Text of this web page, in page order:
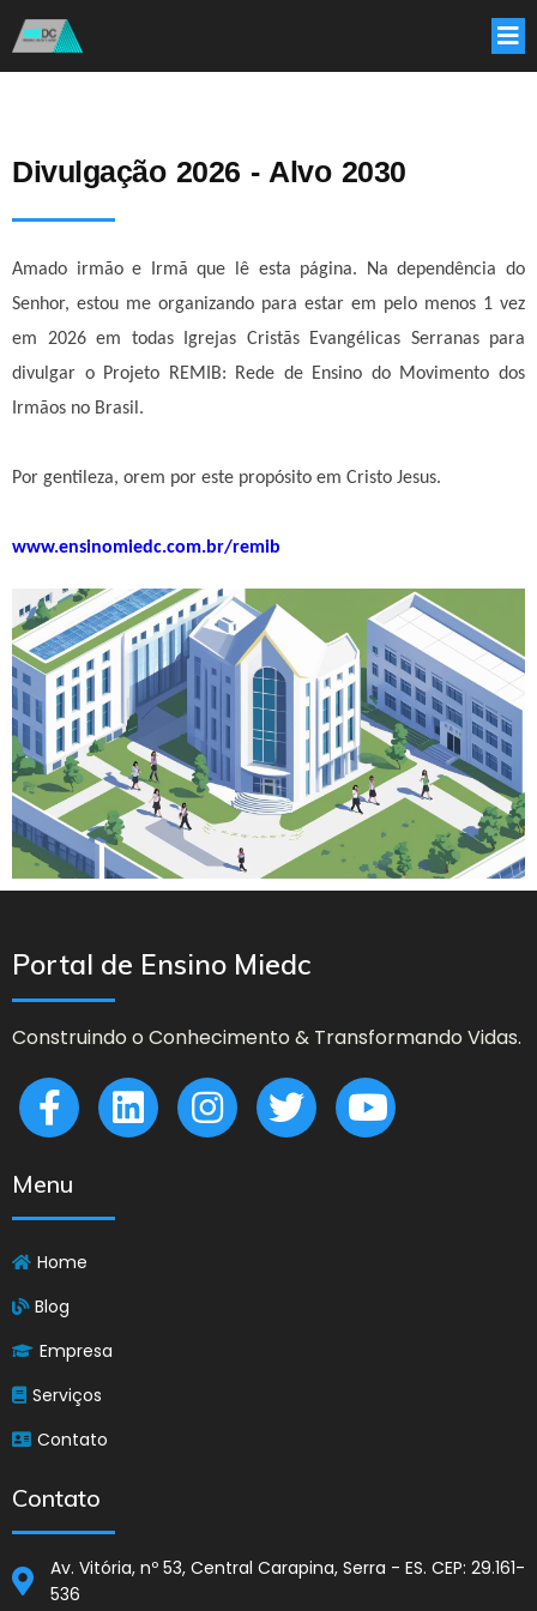
Divulgação 2026 - Alvo 2030
Amado irmão e Irmã que lê esta página. Na dependência do
Senhor, estou me organizando para estar em pelo menos 1 vez
em 2026 em todas Igrejas Cristãs Evangélicas Serranas para
divulgar o Projeto REMIB: Rede de Ensino do Movimento dos
Irmãos no Brasil.
Por gentileza, orem por este propósito em Cristo Jesus.
www.ensinomiedc.com.br/remib
Portal de Ensino Miedc
Construindo o Conhecimento & Transformando Vidas.
Menu
Home
Blog
Empresa
Serviços
Contato
Contato
Av. Vitória, nº 53, Central Carapina, Serra - ES. CEP: 29.161-
536